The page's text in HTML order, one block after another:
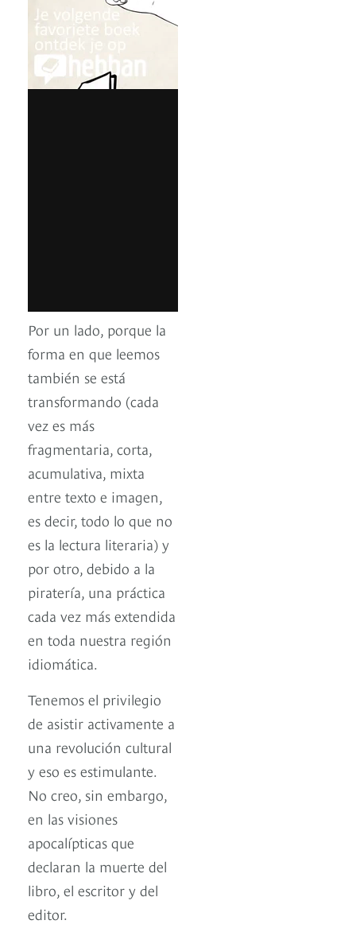
Por un lado, porque la
forma en que leemos
también se está
transformando (cada
vez es más
fragmentaria, corta,
acumulativa, mixta
entre texto e imagen,
es decir, todo lo que no
es la lectura literaria) y
por otro, debido a la
piratería, una práctica
cada vez más extendida
en toda nuestra región
idiomática.
Tenemos el privilegio
de asistir activamente a
una revolución cultural
y eso es estimulante.
No creo, sin embargo,
en las visiones
apocalípticas que
declaran la muerte del
libro, el escritor y del
editor.